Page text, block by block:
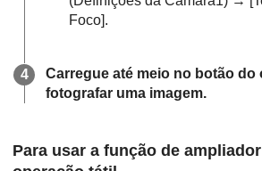
Foco].
Carregue até meio no botão do
fotografar uma imagem.
Para usar a função de